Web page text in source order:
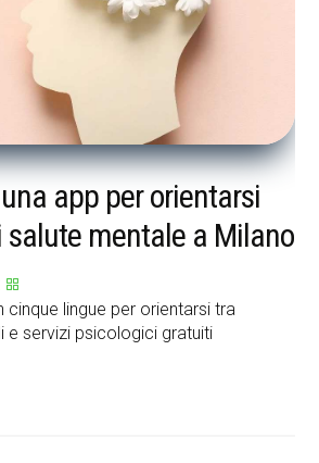
app per orientarsi
salute mentale a Milano
cinque lingue per orientarsi tra
e servizi psicologici gratuiti